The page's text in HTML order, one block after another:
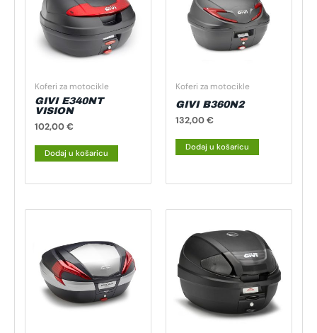
Koferi za motocikle
GIVI E340NT
VISION
102,00€
Dodaj u košaricu
Koferi za motocikle
GIVI B360N2
132,00€
Dodaj u košaricu